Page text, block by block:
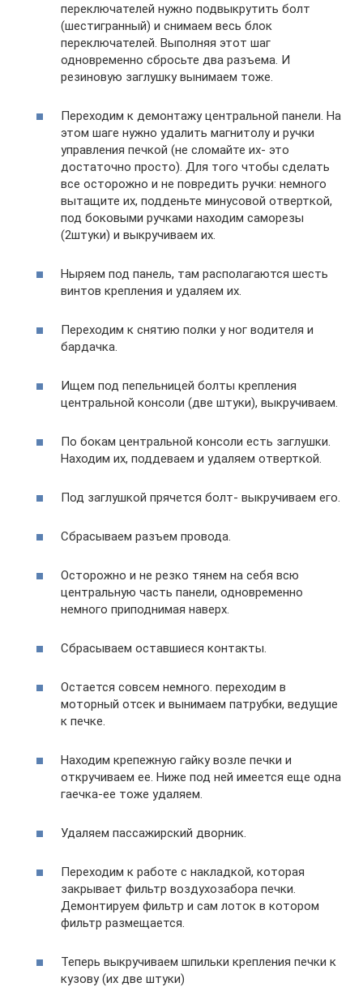
переключателей нужно подвыкрутить болт
(шестигранный) и снимаем весь блок
переключателей. Выполняя этот шаг
одновременно сбросьте два разъема. И
резиновую заглушку вынимаем тоже.
Переходим к демонтажу центральной панели. На
этом шаге нужно удалить магнитолу и ручки
управления печкой (не сломайте их- это
достаточно просто). Для того чтобы сделать
все осторожно и не повредить ручки: немного
вытащите их, подденьте минусовой отверткой,
под боковыми ручками находим саморезы
(2штуки) и выкручиваем их.
Ныряем под панель, там располагаются шесть
винтов крепления и удаляем их.
Переходим к снятию полки у ног водителя и
бардачка.
Ищем под пепельницей болты крепления
центральной консоли (две штуки), выкручиваем.
По бокам центральной консоли есть заглушки.
Находим их, поддеваем и удаляем отверткой.
Под заглушкой прячется болт- выкручиваем его.
Сбрасываем разъем провода.
Осторожно и не резко тянем на себя всю
центральную часть панели, одновременно
немного приподнимая наверх.
Сбрасываем оставшиеся контакты.
Остается совсем немного. переходим в
моторный отсек и вынимаем патрубки, ведущие
к печке.
Находим крепежную гайку возле печки и
откручиваем ее. Ниже под ней имеется еще одна
гаечка-ее тоже удаляем.
Удаляем пассажирский дворник.
Переходим к работе с накладкой, которая
закрывает фильтр воздухозабора печки.
Демонтируем фильтр и сам лоток в котором
фильтр размещается.
Теперь выкручиваем шпильки крепления печки к
кузову (их две штуки)